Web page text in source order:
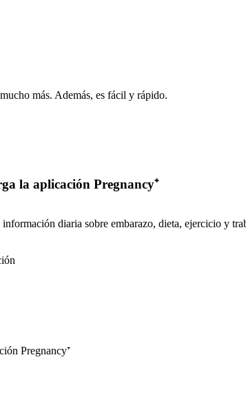
más. Además, es fácil y rápido.
la aplicación Pregnancy⁺
diaria sobre embarazo, dieta, ejercicio y